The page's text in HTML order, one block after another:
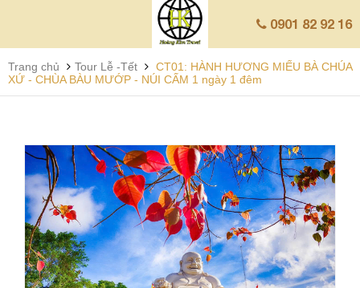
0901 82 92 16
Trang chủ Tour Lễ -Tết
CT01: HÀNH HƯƠNG MIẾU BÀ CHÚA
XỨ - CHÙA BÀU MƯỚP - NÚI CẤM 1 ngày 1 đêm